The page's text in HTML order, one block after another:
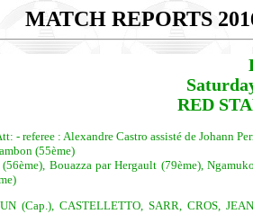
MATCH REPORTS
RED
- referee : Alexandre Castro assisté de Johann
(55ème)
Bouazza par Hergault (79ème),
(Cap.), CASTELLETTO, SARR, CROS,